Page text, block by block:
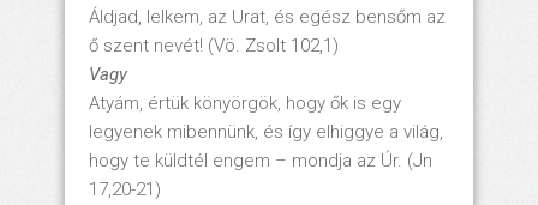
Áldjad, lelkem, az Urat, és egész bensőm az
ő szent nevét! (Vö. Zsolt 102,1)
Vagy
Atyám, értük könyörgök, hogy ők is egy
legyenek mibennünk, és így elhiggye a világ,
hogy te küldtél engem – mondja az Úr. (Jn
17,20-21)